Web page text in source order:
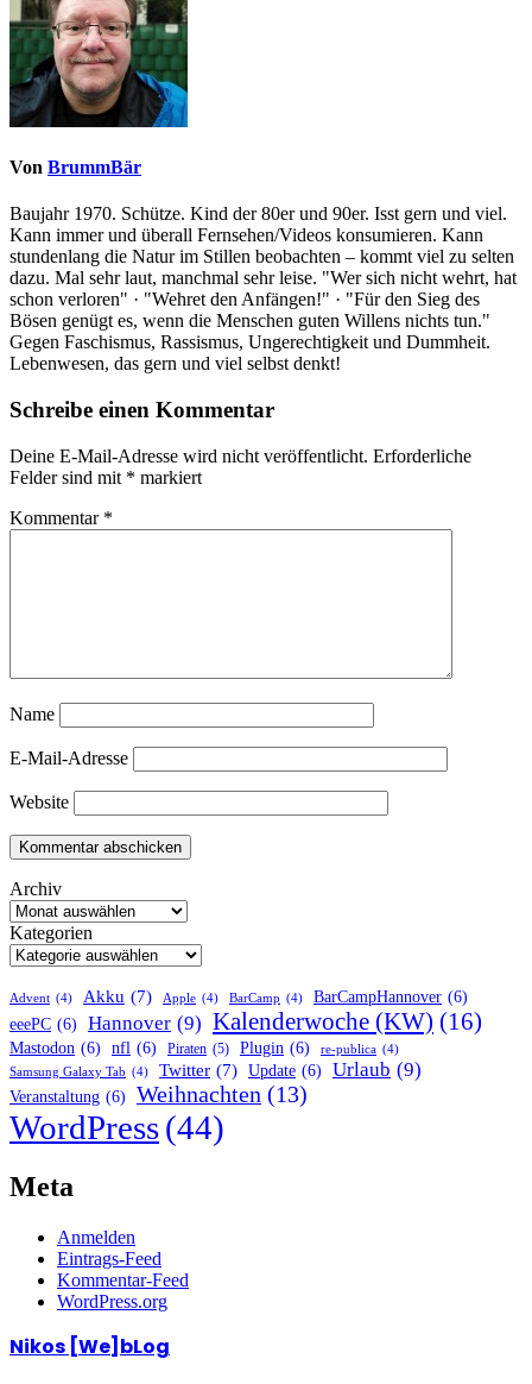
Von BrummBär
Baujahr 1970. Schütze. Kind der 80er und 90er. Isst gern und viel.
Kann immer und überall Fernsehen/Videos konsumieren. Kann
stundenlang die Natur im Stillen beobachten – kommt viel zu selten
dazu. Mal sehr laut, manchmal sehr leise. "Wer sich nicht wehrt, hat
schon verloren" · "Wehret den Anfängen!" · "Für den Sieg des
Bösen genügt es, wenn die Menschen guten Willens nichts tun."
Gegen Faschismus, Rassismus, Ungerechtigkeit und Dummheit.
Lebenwesen, das gern und viel selbst denkt!
Schreibe einen Kommentar
Deine E-Mail-Adresse wird nicht veröffentlicht. Erforderliche
Felder sind mit * markiert
Kommentar *
Name
E-Mail-Adresse
Website
Archiv
Kategorien
Advent (4) Akku (7) Apple (4) BarCamp (4) BarCampHannover (6)
eeePC (6) Hannover (9) Kalenderwoche (KW) (16)
Mastodon (6) nfl (6) Piraten (5) Plugin (6) re-publica (4)
Samsung Galaxy Tab (4) Twitter (7) Update (6) Urlaub (9)
Veranstaltung (6) Weihnachten (13)
WordPress(44)
Meta
Anmelden
Eintrags-Feed
Kommentar-Feed
WordPress.org
Nikos [We]bLog